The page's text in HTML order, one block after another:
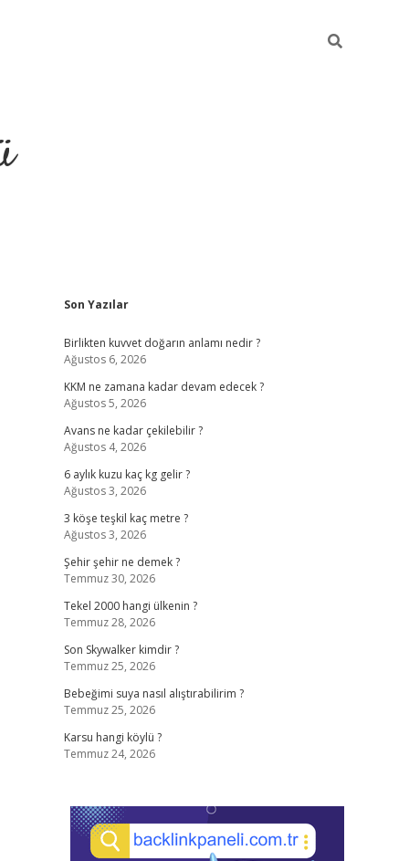
Sidebar
Son Yazılar
Birlikten kuvvet doğarın anlamı nedir ?
Ağustos 6, 2026
KKM ne zamana kadar devam edecek ?
Ağustos 5, 2026
Avans ne kadar çekilebilir ?
Ağustos 4, 2026
6 aylık kuzu kaç kg gelir ?
Ağustos 3, 2026
3 köşe teşkil kaç metre ?
Ağustos 3, 2026
Şehir şehir ne demek ?
Temmuz 30, 2026
Tekel 2000 hangi ülkenin ?
Temmuz 28, 2026
Son Skywalker kimdir ?
Temmuz 25, 2026
Bebeğimi suya nasıl alıştırabilirim ?
Temmuz 25, 2026
Karsu hangi köylü ?
Temmuz 24, 2026